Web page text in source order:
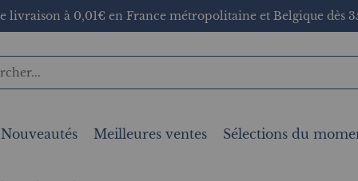
livraison à 0,01€ en France métropolitaine et Belgique dès
Nouveautés Meilleures ventes Sélections du